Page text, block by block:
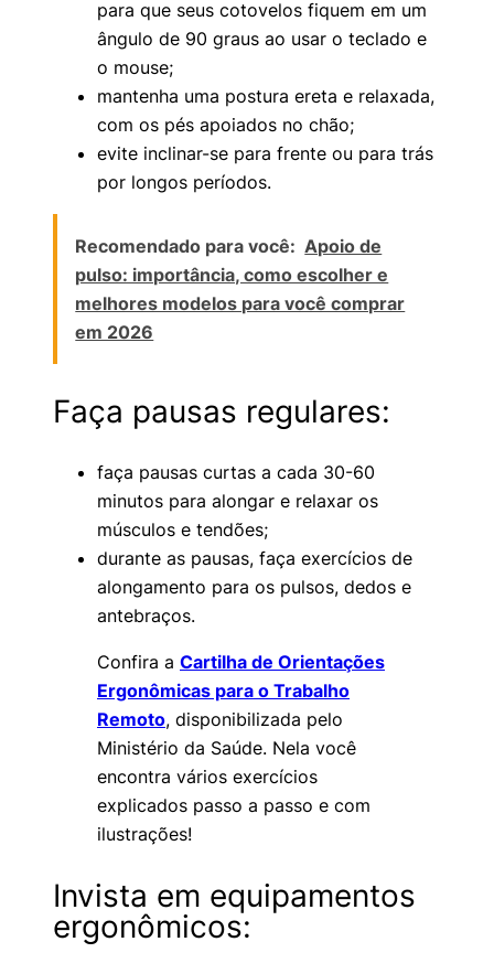
para que seus cotovelos fiquem em um
ângulo de 90 graus ao usar o teclado e
o mouse;
mantenha uma postura ereta e relaxada,
com os pés apoiados no chão;
evite inclinar-se para frente ou para trás
por longos períodos.
Recomendado para você: Apoio de
pulso: importância, como escolher e
melhores modelos para você comprar
em 2026
Faça pausas regulares:
faça pausas curtas a cada 30-60
minutos para alongar e relaxar os
músculos e tendões;
durante as pausas, faça exercícios de
alongamento para os pulsos, dedos e
antebraços.
Confira a Cartilha de Orientações
Ergonômicas para o Trabalho
Remoto, disponibilizada pelo
Ministério da Saúde. Nela você
encontra vários exercícios
explicados passo a passo e com
ilustrações!
Invista em equipamentos
ergonômicos: